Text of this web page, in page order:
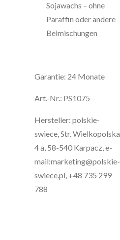
Sojawachs – ohne
Paraffin oder andere
Beimischungen
Garantie: 24 Monate
Art.-Nr.: PS1075
Hersteller: polskie-
swiece, Str. Wielkopolska
4 a, 58-540 Karpacz, e-
mail:marketing@polskie-
swiece.pl, +48 735 299
788